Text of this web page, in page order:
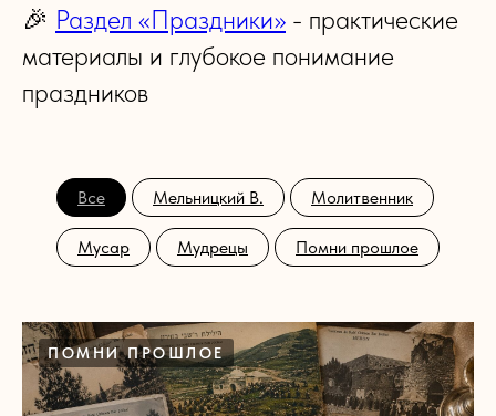
🎉 Раздел «Праздники» - практические
материалы и глубокое понимание
праздников
Все Мельницкий В. Молитвенник
Мусар Мудрецы Помни прошлое
ПОМНИ ПРОШЛОЕ